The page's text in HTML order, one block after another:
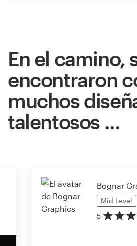
En el camino,
encontraron
muchos
talentosos ...
Bognar
Mid Level
5